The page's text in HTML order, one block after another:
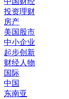
投资理财
房产
美国股市
中小企业
起步创新
财经人物
国际
中国
东南亚